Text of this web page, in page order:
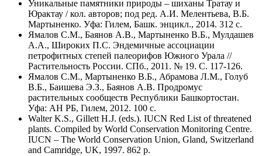
Уникальные памятники природы – шиханы Тратау и
Юрактау / кол. авторов; под ред. А.И. Мелентьева, В.Б.
Мартыненко. Уфа: Гилем, Башк. энцикл., 2014. 312 с.
Ямалов С.М., Баянов А.В., Мартыненко В.Б., Мулдашев
А.А., Широких П.С. Эндемичные ассоциации
петрофитных степей палеорифов Южного Урала //
Растительность России. СПб., 2011. № 19. С. 117-126.
Ямалов С.М., Мартыненко В.Б., Абрамова Л.М., Голуб
В.Б., Баишева Э.З., Баянов А.В. Продромус
растительных сообществ Республики Башкортостан.
Уфа: АН РБ, Гилем, 2012. 100 с.
Walter K.S., Gillett H.J. (eds.). IUCN Red List of threatened
plants. Compiled by World Conservation Monitoring Centre.
IUCN – The World Conservation Union, Gland, Switzerland
and Camridge, UK, 1997. 862 p.